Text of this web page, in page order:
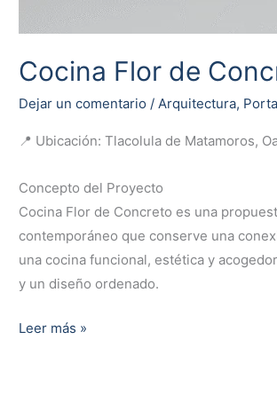
Cocina Flor de
Dejar un comentario / Arquitectura,
📍 Ubicación: Tlacolula de Matamoros,
Concepto del Proyecto
Cocina Flor de Concreto es una
contemporáneo que conserve una
una cocina funcional, estética y
y un diseño ordenado.
Leer más »